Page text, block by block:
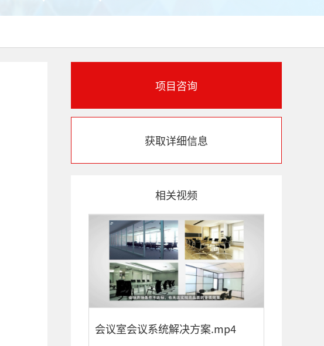
项目咨询
获取详细信息
相关视频
会议室会议系统解决方案.mp4